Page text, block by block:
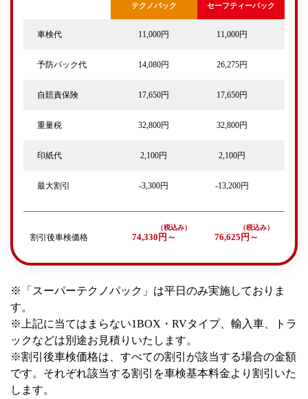
テクノパック
セーフティーパック
車検代 11,000円 11,000円
予防パック代 14,080円 26,275円
自賠責保険 17,650円 17,650円
重量税 32,800円 32,800円
印紙代 2,100円 2,100円
最大割引 -3,300円 -13,200円
割引後車検価格 74,330円～ 76,625円～
※「スーパーテクノパック」は平日のみ実施しておりま
す。
※上記に当てはまらない1BOX・RVタイプ、輸入車、トラ
ックなどは別途お見積りいたします。
※割引後車検価格は、すべての割引が該当する場合の金額
です。それぞれ該当する割引を車検基本料金より割引いた
します。